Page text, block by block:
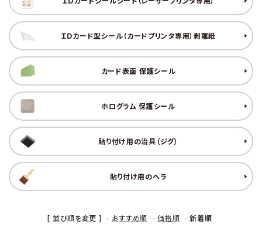
その他
ご利用ガイド
プライバシーポリシー
特定商取引法について
お問い合わせ
ＩＤカード型シール（カードプリンタ専用）剥離紙
カード表面 保護シール
ホログラム 保護シール
貼り付け用の治具（ジグ）
貼り付け用のヘラ
[ 並び順を変更 ] - おすすめ順 -価格順 -新着順